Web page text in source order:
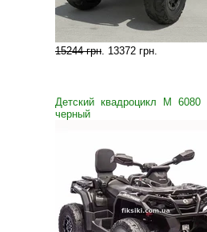
15244 грн. 13372 грн.
Детский квадроцикл M 6080
черный